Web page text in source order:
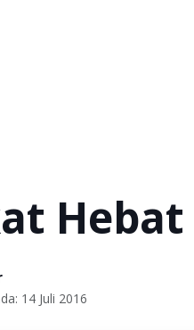
14 Juli 2016